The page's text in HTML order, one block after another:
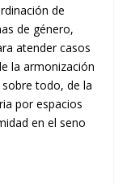
de
de género,
atender casos
la armonización
sobre todo, de la
por espacios
en el seno